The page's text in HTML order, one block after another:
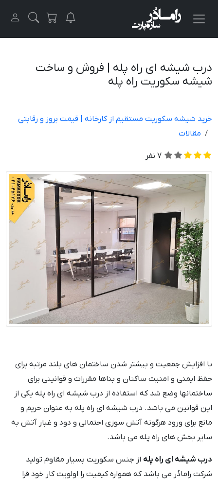
درب شیشه ای راه پله | فروش و ساخت
شیشه سکوریت راه پله
خرید شیشه سکوریت مستقیم از کارخانه | قیمت بروز و رقابتی
مقالات
7 نفر
با افزایش جمعیت و بیشتر شدن ساختمان های بلند مرتبه برای
حفظ ایمنی و امنیت ساکنان و بناها مقررات و قوانینی برای
ساختمانها وضع شد که استفاده از درب شیشه ای راه پله یکی از
این قوانین می باشد. درب شیشه ای راه پله به عنوان حریم و
مانع برای ورود هرگونه آتش سوزی احتمالی و دود و غبار آتش به
سایر بخش های راه پله می باشد.
درب شیشه ای راه پله از جنس سکوریت بسیار مقاوم تولید
شرکت رامادُر می باشد که همواره کیفیت را اولویت کار خود قرا